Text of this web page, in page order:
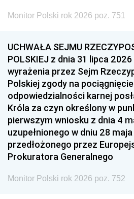
Monitor Polski rok 2026 poz. 751
UCHWAŁA SEJMU
POLSKIEJ z dnia 31 lipca
wyrażenia przez Sejm
Polskiej zgody na
odpowiedzialności karnej
Króla za czyn określony w
pierwszym wniosku z dnia 4
uzupełnionego w dniu 28
przedłożonego przez
Prokuratora Generalnego
Monitor Polski rok 2026 poz. 752